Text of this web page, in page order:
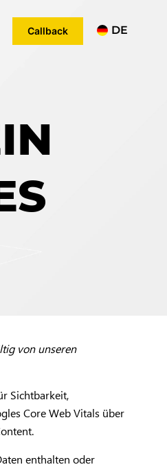
Callback
DE
von unseren
Sichtbarkeit,
Core Web Vitals über
enthalten oder